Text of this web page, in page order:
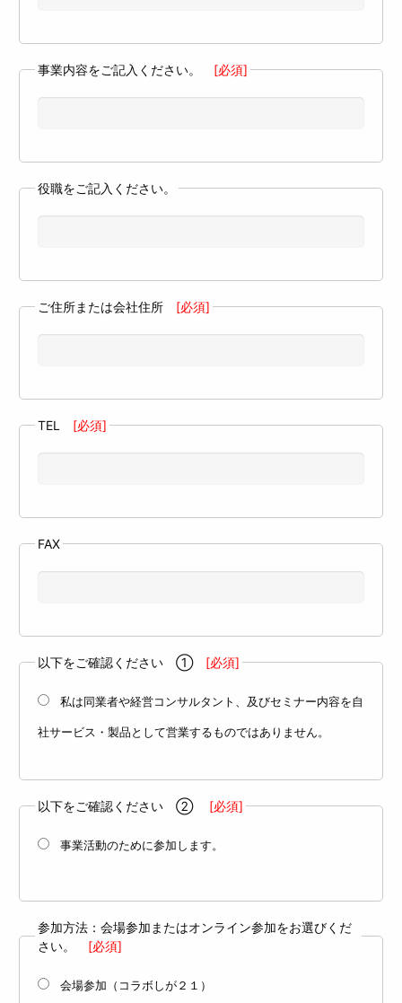
事業内容をご記入ください。 [必須]
役職をご記入ください。
ご住所または会社住所[必須]
TEL [必須]
FAX
以下をご確認ください ①[必須]
私は同業者や経営コンサルタント、及びセミナー内容を自
社サービス・製品として営業するものではありません。
以下をご確認ください ② [必須]
事業活動のために参加します。
参加方法：会場参加またはオンライン参加をお選びくだ
さい。
[必須]
会場参加（コラボしが２１）